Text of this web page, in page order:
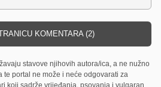
KOMENTARA (2)
stavove njihovih autora/ica, a ne nužno
te portal ne može i neće odgovarati za
koji sadrže vrijeđanja, psovanja i vulgaran